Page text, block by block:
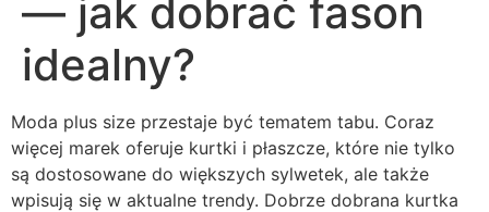
— jak dobrać fason
idealny?
Moda plus size przestaje być tematem tabu. Coraz
więcej marek oferuje kurtki i płaszcze, które nie tylko
są dostosowane do większych sylwetek, ale także
wpisują się w aktualne trendy. Dobrze dobrana kurtka